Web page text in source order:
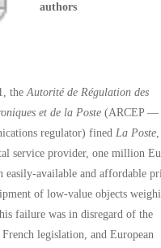
authors
the Autorité de Régulation des
et de la Poste(ARCEP —
regulator) finedLa Poste,
service provider, one million
easily-available and affordable
of low-value objects
failure was in disregard of the
legislation, and European